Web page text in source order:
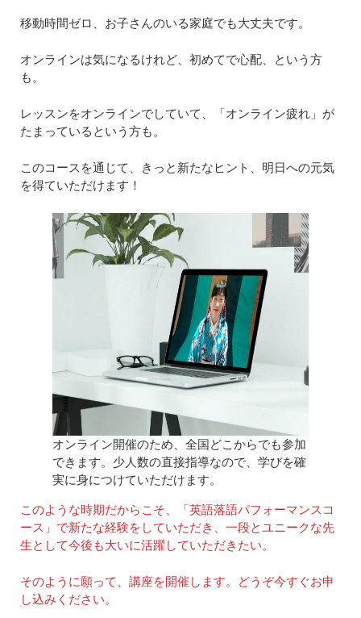
移動時間ゼロ、お子さんのいる家庭でも大丈夫です。
オンラインは気になるけれど、初めてで心配、という方
も。
レッスンをオンラインでしていて、「オンライン疲れ」が
たまっているという方も。
このコースを通じて、きっと新たなヒント、明日への元気
を得ていただけます！
オンライン開催のため、全国どこからでも参加
できます。少人数の直接指導なので、学びを確
実に身につけていただけます。
このような時期だからこそ、「英語落語パフォーマンスコ
ース」で新たな経験をしていただき、一段とユニークな先
生として今後も大いに活躍していただきたい。
そのように願って、講座を開催します。どうぞ今すぐお申
し込みください。